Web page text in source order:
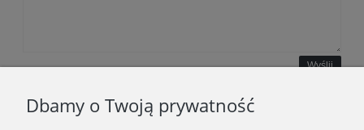
Wyślij
Dbamy o Twoją prywatność